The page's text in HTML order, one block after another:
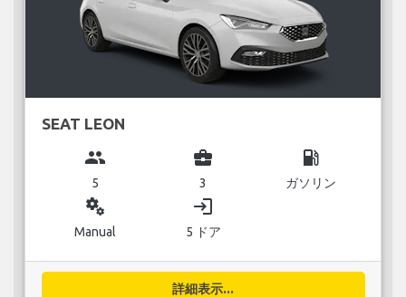
SEAT LEON
group
5
business_center
3
local_gas_station
ガソリン
miscellaneous_services
Manual
login
5 ドア
詳細表示...